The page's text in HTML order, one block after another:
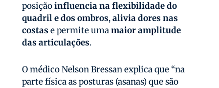
posiçãoinfluencia na flexibilidade do
quadril e dos ombros,alivia dores nas
costase permite umamaior amplitude
das articulações.
O médico Nelson Bressan explica que “na
parte física as posturas (asanas) que são